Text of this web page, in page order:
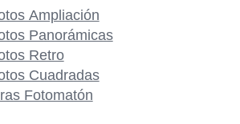
Ampliación
Panorámicas
Retro
Cuadradas
Fotomatón